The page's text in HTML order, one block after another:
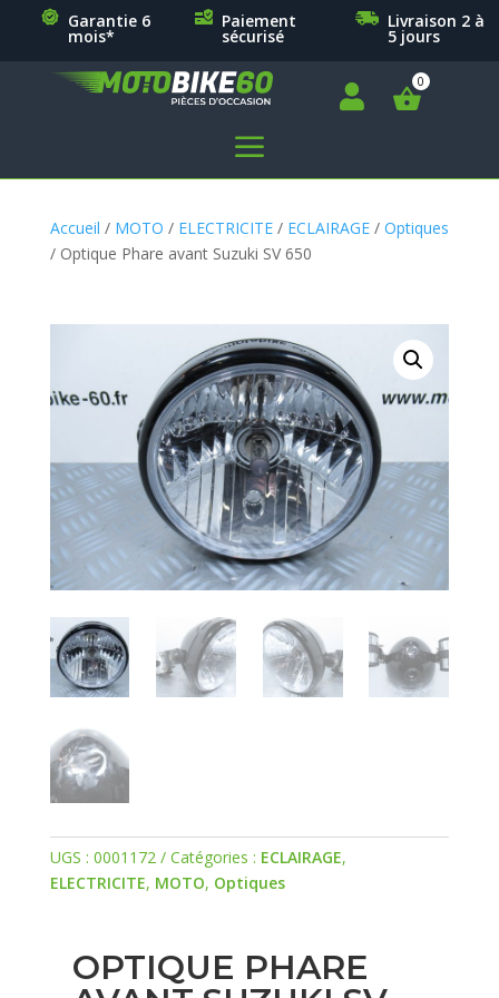
Garantie 6
mois*
Paiement
sécurisé
Livraison 2 à
5 jours

a
Accueil / MOTO / ELECTRICITE/ ECLAIRAGE/ Optiques
/ Optique Phare avant Suzuki SV 650
UGS : 0001172 Catégories : ECLAIRAGE,
ELECTRICITE, MOTO, Optiques
OPTIQUE PHARE